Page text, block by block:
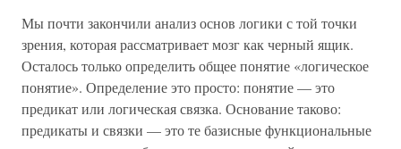
Мы почти закончили анализ основ логики с той точки
зрения, которая рассматривает мозг как черный ящик.
Осталось только определить общее понятие «логическое
понятие». Определение это просто: понятие — это
предикат или логическая связка. Основание таково:
предикаты и связки — это те базисные функциональные